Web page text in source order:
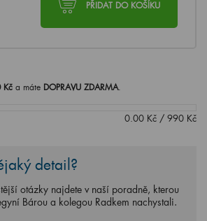
PŘIDAT DO KOŠÍKU
Kč a máte DOPRAVU ZDARMA.
0.00 Kč / 990 Kč
detail?
otázky najdete v naší poradně, kterou
Bárou a kolegou Radkem nachystali.